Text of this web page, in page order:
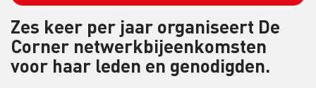
Zes keer per jaar organiseert De
Corner netwerkbijeenkomsten
voor haar leden en genodigden.